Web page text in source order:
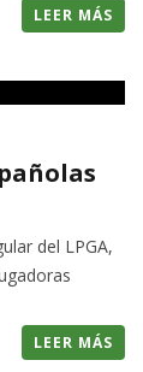
LEER MÁS
del LPGA,
LEER MÁS